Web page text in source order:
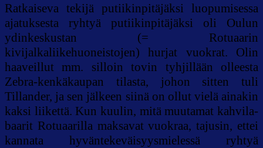
Ratkaiseva tekijä putiikinpitäjäksi luopumisessa
ajatuksesta ryhtyä putiikinpitäjäksi oli Oulun
ydinkeskustan (= Rotuaarin
kivijalkaliikehuoneistojen) hurjat vuokrat. Olin
haaveillut mm. silloin tovin tyhjillään olleesta
Zebra-kenkäkaupan tilasta, johon sitten tuli
Tillander, ja sen jälkeen siinä on ollut vielä ainakin
kaksi liikettä. Kun kuulin, mitä muutamat kahvila-
baarit Rotuaarilla maksavat vuokraa, tajusin, ettei
kannata hyväntekeväisyysmielessä ryhtyä